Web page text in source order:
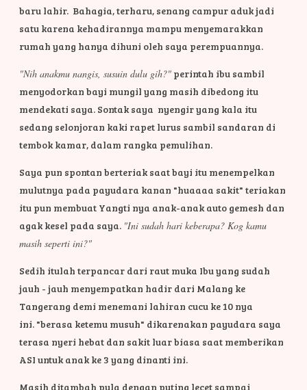
baru lahir. Bahagia, terharu, senang campur aduk jadi
satu karena kehadirannya mampu menyemarakkan
rumah yang hanya dihuni oleh saya perempuannya.
"Nih anakmu nangis, susuin dulu gih?" perintah ibu sambil
menyodorkan bayi mungil yang masih dibedong itu
mendekati saya. Sontak saya nyengir yang kala itu
sedang selonjoran kaki rapet lurus sambil sandaran di
tembok kamar, dalam rangka pemulihan.
Saya pun spontan berteriak saat bayi itu menempelkan
mulutnya pada payudara kanan "huaaaa sakit" teriakan
itu pun membuat Yangti nya anak-anak auto gemesh dan
agak kesel pada saya. "Ini sudah hari keberapa? Kog kamu
masih seperti ini?"
Sedih itulah terpancar dari raut muka Ibu yang sudah
jauh - jauh menyempatkan hadir dari Malang ke
Tangerang demi menemani lahiran cucu ke 10 nya
ini. "berasa ketemu musuh" dikarenakan payudara saya
terasa nyeri hebat dan sakit luar biasa saat memberikan
ASI untuk anak ke 3 yang dinanti ini.
Masih ditambah pula dengan puting lecet sampai